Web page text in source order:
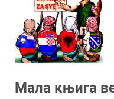
Мала књига